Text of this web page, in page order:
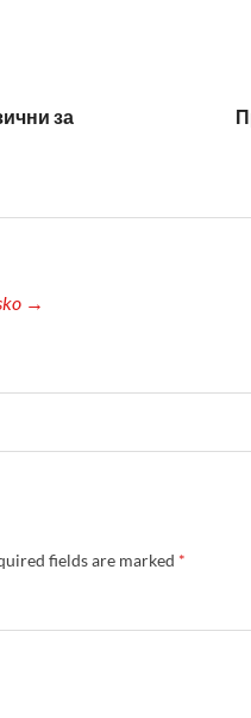
за
→
fields are marked *